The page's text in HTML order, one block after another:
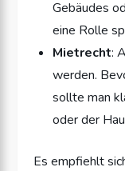
Gebäudes
eine Rolle
Mietrecht:
werden.
sollte man
oder der
Es empfiehlt